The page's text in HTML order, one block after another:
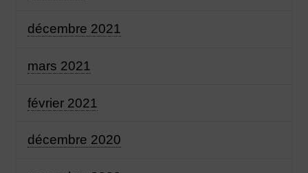
décembre 2021
mars 2021
février 2021
décembre 2020